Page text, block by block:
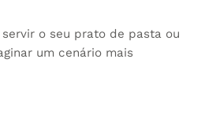
o seu prato de pasta ou
um cenário mais